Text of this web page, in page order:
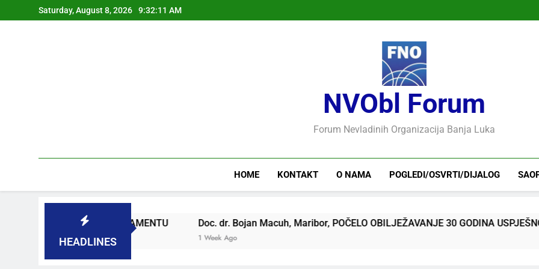
Saturday, August 8, 2026 9:32:12 AM
NVObl Forum
Forum Nevladinih Organizacija Banja Luka
HOME KONTAKT O NAMA POGLEDI/OSVRTI/DIJALOG
HEADLINES
PARLAMENTU Doc. dr. Bojan Macuh, Maribor, POČELO OBILJEŽAVANJE 30 GODINA USPJEŠNOG RADA I